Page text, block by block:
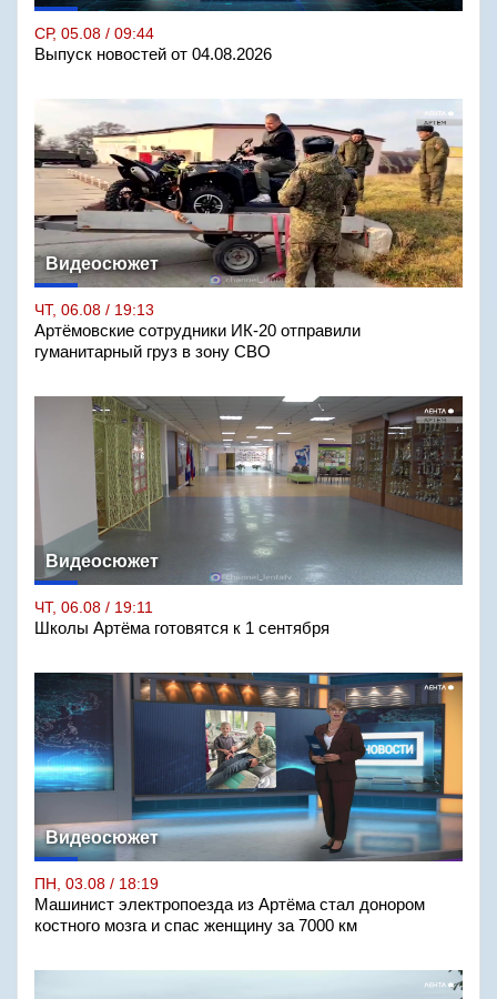
СР, 05.08 / 09:44
Выпуск новостей от 04.08.2026
Видеосюжет
ЧТ, 06.08 / 19:13
Артёмовские сотрудники ИК-20 отправили
гуманитарный груз в зону СВО
Видеосюжет
ЧТ, 06.08 / 19:11
Школы Артёма готовятся к 1 сентября
Видеосюжет
ПН, 03.08 / 18:19
Машинист электропоезда из Артёма стал донором
костного мозга и спас женщину за 7000 км